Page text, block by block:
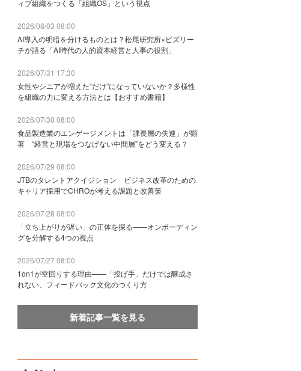
ィブ組織をつくる「組織OS」という視点
2026/08/03 08:00
AI導入の明暗を分けるものとは？松尾研究所×ビズリー
チが語る「AI時代の人的資本経営と人事の役割」
2026/07/31 17:30
女性やシニアが増えた“だけ”になっていないか？多様性
を組織の力に変える方法とは【おすすめ書籍】
2026/07/30 08:00
食品製造業のエンゲージメントは「課長層の失速」が顕
著 “経営と現場をつなげない中間層”をどう変える？
2026/07/29 08:00
JTBのタレントアクイジション ビジネス改革のための
キャリア採用でCHROが考える課題と改善策
2026/07/28 08:00
「立ち上がりが遅い」の正体を探る——オンボーディン
グを分解する4つの視点
2026/07/27 08:00
1on1が空回りする理由——「投げ手」だけでは醸成さ
れない、フィードバック文化のつくり方
新着記事一覧を見る